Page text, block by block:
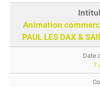
Animation
PAUL LES DAX &
7